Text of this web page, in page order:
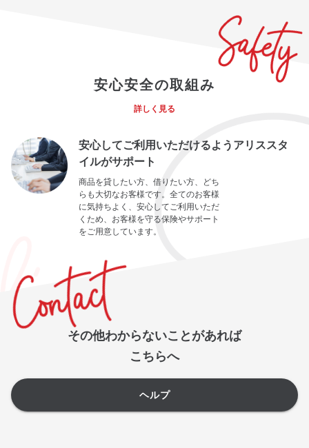
安心安全の取組み
詳しく見る
安心してご利用いただけるようアリススタ
イルがサポート
商品を貸したい方、借りたい方、どち
らも大切なお客様です。全てのお客様
に気持ちよく、安心してご利用いただ
くため、お客様を守る保険やサポート
をご用意しています。
その他わからないことがあれば
こちらへ
ヘルプ